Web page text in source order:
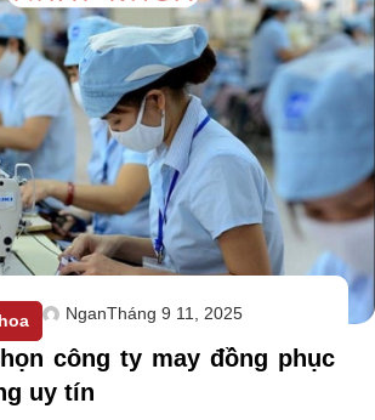
NganTháng 9 11, 2025
công ty may đồng phục
uy tín